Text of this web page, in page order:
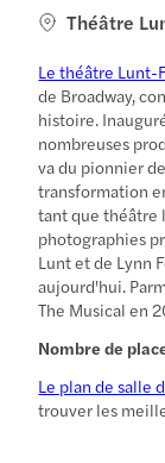
Théâtre
Le théâtre Lunt-
de Broadway,
histoire.
nombreuses
va du pionnier
transformation
tant que théâtre
photographies
Lunt et de Lynn
aujourd'hui.
The Musical en
Nombre de
Le plan de salle
trouver les